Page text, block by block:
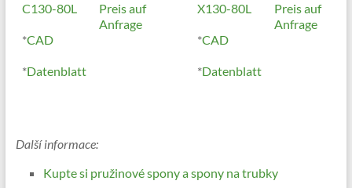
C130-80L
*CAD
*Datenblatt
Preis auf
Anfrage
X130-80L
*CAD
*Datenblatt
Preis auf
Anfrage
Další informace:
Kupte si pružinové spony a spony na trubky